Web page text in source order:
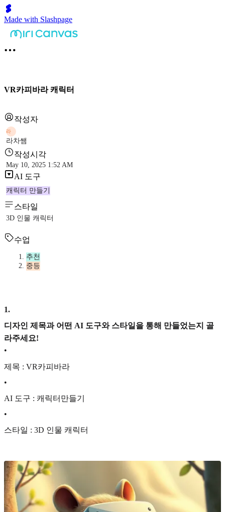
Made with Slashpage
VR카피바라 캐릭터
작성자
라
라차쌤
작성시각
May 10, 2025 1:52 AM
AI 도구
캐릭터 만들기
스타일
3D 인물 캐릭터
수업
추천
중등
1.
디자인 제목과 어떤 AI 도구와 스타일을 통해 만들었는지 골
라주세요!
•
제목 : VR카피바라
•
AI 도구 : 캐릭터만들기
•
스타일 : 3D 인물 캐릭터